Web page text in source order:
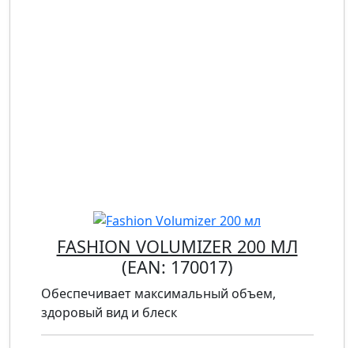
FASHION VOLUMIZER 200 МЛ
(EAN: 170017)
Обеспечивает максимальный объем,
здоровый вид и блеск